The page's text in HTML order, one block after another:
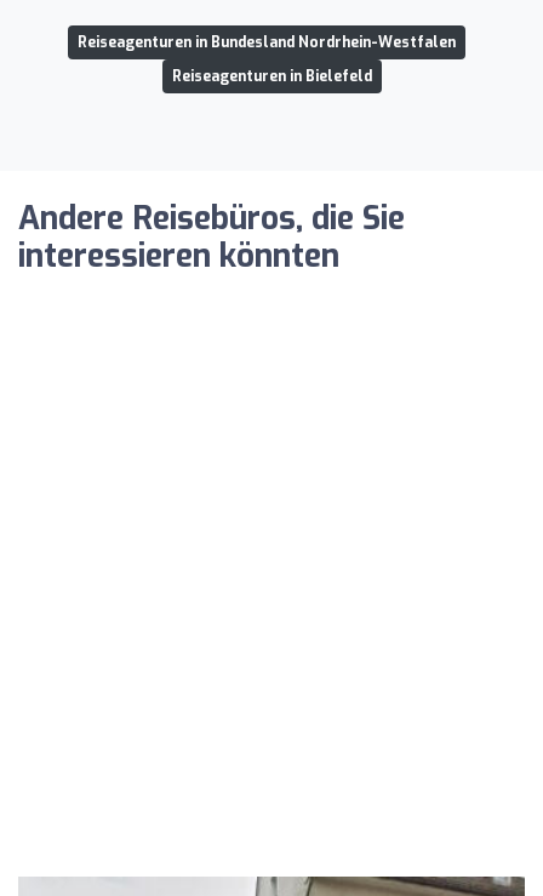
Reiseagenturen in Bundesland Nordrhein-Westfalen
Reiseagenturen in Bielefeld
Andere Reisebüros, die Sie
interessieren könnten